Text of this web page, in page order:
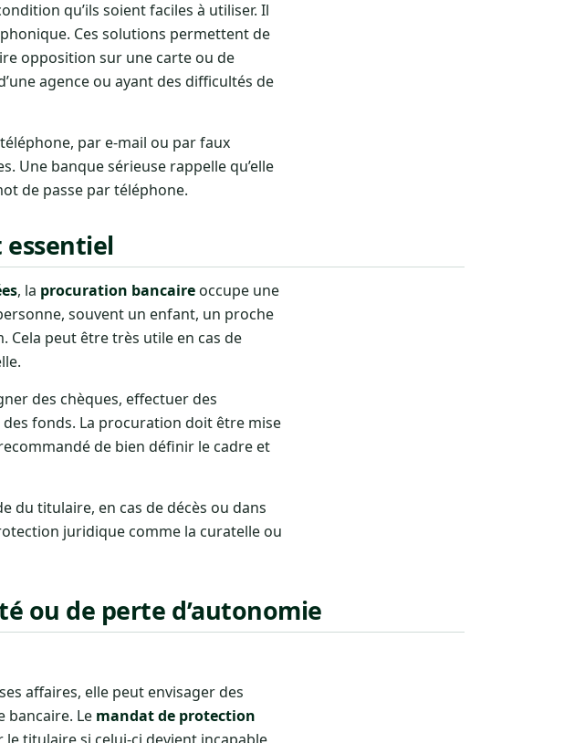
qu’ils soient faciles à utiliser. Il
Ces solutions permettent de
opposition sur une carte ou de
agence ou ayant des difficultés de
par e-mail ou par faux
Une banque sérieuse rappelle qu’elle
de passe par téléphone.
essentiel
, la procuration bancaire occupe une
souvent un enfant, un proche
Cela peut être très utile en cas de
des chèques, effectuer des
fonds. La procuration doit être mise
de bien définir le cadre et
du titulaire, en cas de décès ou dans
juridique comme la curatelle ou
ou de perte d’autonomie
affaires, elle peut envisager des
Le mandat de protection
titulaire si celui-ci devient incapable